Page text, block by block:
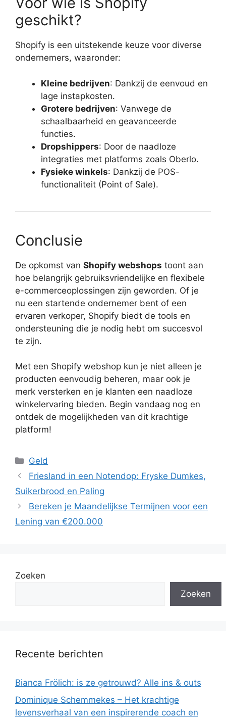
geschikt?
Shopify is een uitstekende keuze voor diverse
ondernemers, waaronder:
Kleine bedrijven: Dankzij de eenvoud en
lage instapkosten.
Grotere bedrijven: Vanwege de
schaalbaarheid en geavanceerde
functies.
Dropshippers: Door de naadloze
integraties met platforms zoals Oberlo.
Fysieke winkels: Dankzij de POS-
functionaliteit (Point of Sale).
Conclusie
De opkomst van Shopify webshops toont aan
hoe belangrijk gebruiksvriendelijke en flexibele
e-commerceoplossingen zijn geworden. Of je
nu een startende ondernemer bent of een
ervaren verkoper, Shopify biedt de tools en
ondersteuning die je nodig hebt om succesvol
te zijn.
Met een Shopify webshop kun je niet alleen je
producten eenvoudig beheren, maar ook je
merk versterken en je klanten een naadloze
winkelervaring bieden. Begin vandaag nog en
ontdek de mogelijkheden van dit krachtige
platform!
Categorieën
Geld
Friesland in een Notendop: Fryske Dumkes,
Suikerbrood en Paling
Bereken je Maandelijkse Termijnen voor een
Lening van €200.000
Zoeken
Zoeken
Recente berichten
Bianca Frölich: is ze getrouwd? Alle ins & outs
Dominique Schemmekes – Het krachtige
levensverhaal van een inspirerende coach en